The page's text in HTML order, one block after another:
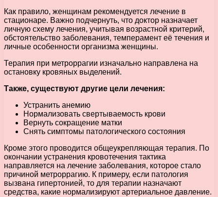
Как правило, женщинам рекомендуется лечение в
стационаре. Важно подчернуть, что доктор назначает
личную схему лечения, учитывая возрастной критерий,
обстоятельство заболевания, темперамент её течения и
личные особенности организма женщины.
Терапия при метроррагии изначально направлена на
остановку кровяных выделений.
Также, существуют другие цели лечения:
Устранить анемию
Нормализовать свертываемость крови
Вернуть сокращение матки
Снять симптомы патологического состояния
Кроме этого проводится общеукрепляющая терапия. По
окончании устранения кровотечения тактика
направляется на лечение заболевания, которое стало
причиной метроррагию. К примеру, если патология
вызвана гипертонией, то для терапии назначают
средства, какие нормализируют артериальное давление.